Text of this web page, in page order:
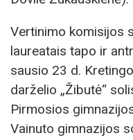
Vertinimo komisijos
laureatais tapo ir
sausio 23 d.
darželio „Žibutė“
Pirmosios
Vainuto gimnazijos